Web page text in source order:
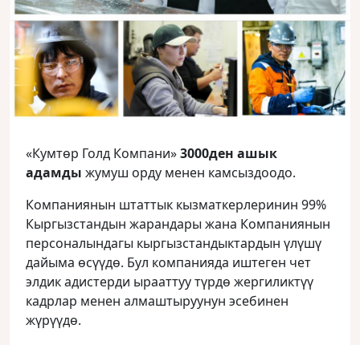
«Кумтөр Голд Компани»3000ден ашык
адамды жумуш орду менен камсыздоодо.
Компаниянын штаттык кызматкерлеринин 99%
Кыргызстандын жарандары жана Компаниянын
персоналындагы кыргызстандыктардын үлүшү
дайыма өсүүдө. Бул компанияда иштеген чет
элдик адистерди ырааттуу түрдө жергиликтүү
кадрлар менен алмаштыруунун эсебинен
жүрүүдө.